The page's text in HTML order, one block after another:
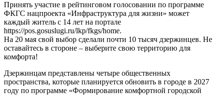
Принять участие в рейтинговом голосовании по программе
ФКГС нацпроекта «Инфраструктура для жизни» может
каждый житель с 14 лет на портале
https://pos.gosuslugi.ru/lkp/fkgs/home.
На 20 мая свой выбор сделали почти 10 тысяч дзержинцев. Не
оставайтесь в стороне – выберите свою территорию для
комфорта!
Дзержинцам представлены четыре общественных
пространства, которые планируется обновить в городе в 2027
году по программе «Формирование комфортной городской